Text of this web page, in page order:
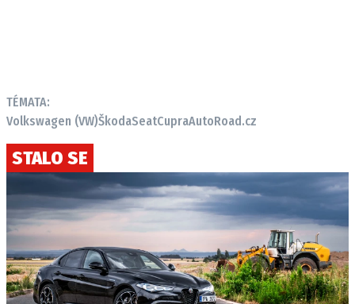
TÉMATA:
Volkswagen (VW)ŠkodaSeatCupraAutoRoad.cz
STALO SE